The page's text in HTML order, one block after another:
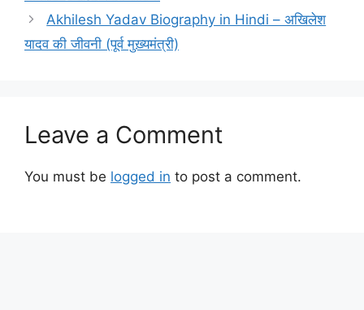
Akhilesh Yadav Biography in Hindi – अखिलेश
यादव की जीवनी (पूर्व मुख़्यमंत्री)
Leave a Comment
You must be logged in to post a comment.